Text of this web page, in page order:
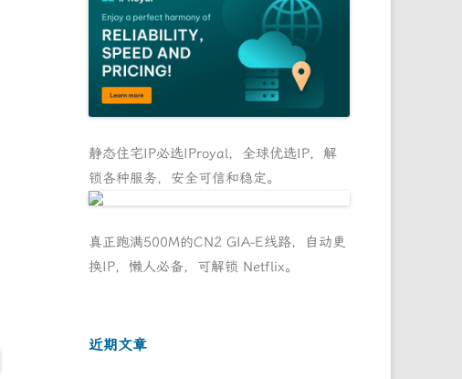
静态住宅IP必选IProyal，全球优选IP，解
锁各种服务，安全可信和稳定。
真正跑满500M的CN2 GIA-E线路，自动更
换IP，懒人必备，可解锁 Netflix。
近期文章